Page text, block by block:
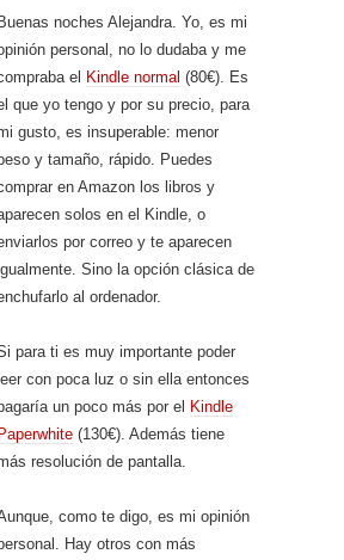
noches Alejandra. Yo, es mi
personal, no lo dudaba y me
el Kindle normal (80€). Es
que yo tengo y por su precio, para
gusto, es insuperable: menor
y tamaño, rápido. Puedes
en Amazon los libros y
solos en el Kindle, o
por correo y te aparecen
Sino la opción clásica de
al ordenador.
para ti es muy importante poder
con poca luz o sin ella entonces
un poco más por el Kindle
(130€). Además tiene
resolución de pantalla.
como te digo, es mi opinión
Hay otros con más